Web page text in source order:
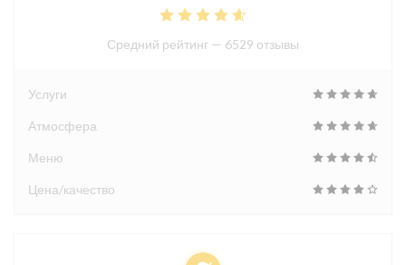
Средний рейтинг — 6529 отзывы
Услуги
Атмосфера
Меню
Цена/качество